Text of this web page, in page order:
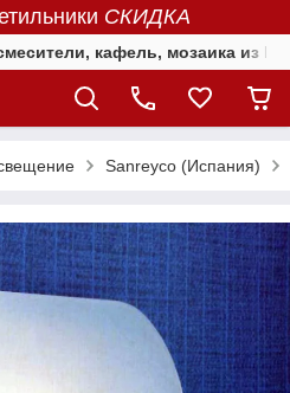
СКИДКА
кафель, мозаика из
Sanreyco (Испания)